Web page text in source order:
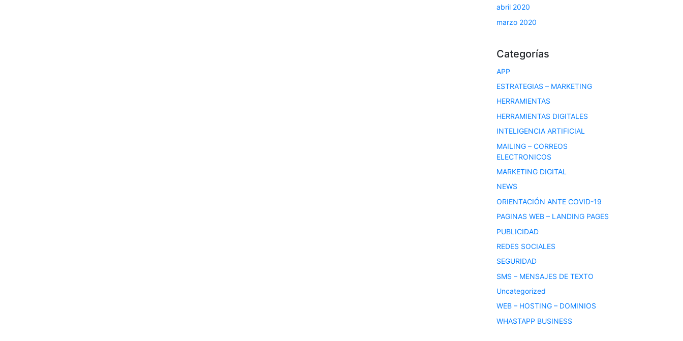
abril 2020
marzo 2020
Categorías
APP
ESTRATEGIAS – MARKETING
HERRAMIENTAS
HERRAMIENTAS DIGITALES
INTELIGENCIA ARTIFICIAL
MAILING – CORREOS
ELECTRONICOS
MARKETING DIGITAL
NEWS
ORIENTACIÓN ANTE COVID-19
PAGINAS WEB – LANDING PAGES
PUBLICIDAD
REDES SOCIALES
SEGURIDAD
SMS – MENSAJES DE TEXTO
Uncategorized
WEB – HOSTING – DOMINIOS
WHASTAPP BUSINESS